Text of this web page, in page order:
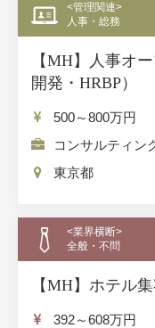
<管理関連>
人事・総務
【MH】人事オ
開発・HRBP）
500～800万円
コンサルティン
東京都
<業界横断>
全般・不問
【MH】ホテル
392～608万円